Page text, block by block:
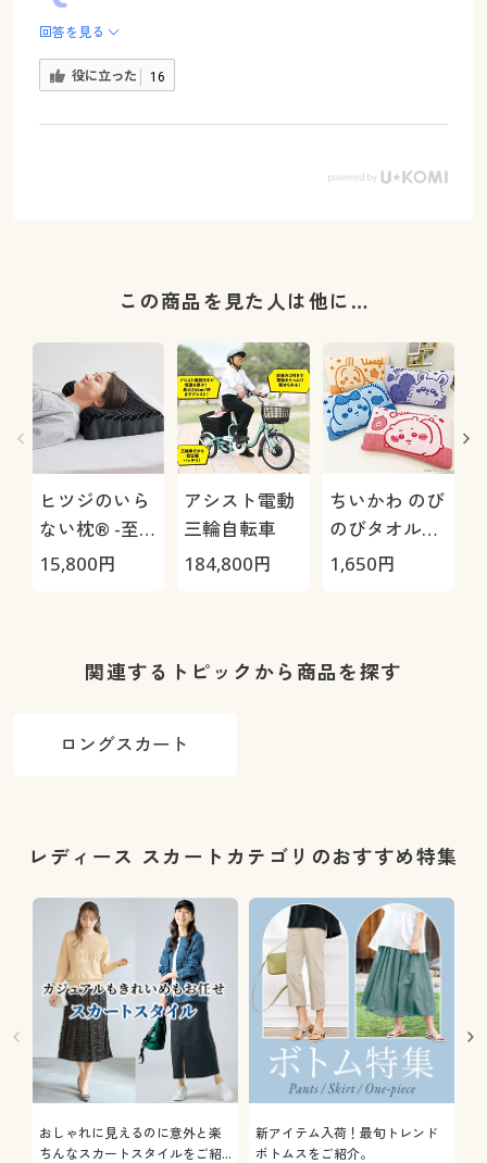
回答を見る
役に立った 16
この商品を見た人は他に…
ヒツジのいら
ない枕® -至
極-
15,800円
アシスト電動
三輪自転車
184,800円
ちいかわ のび
のびタオル地
枕カバー
1,650円
関連するトピックから商品を探す
ロングスカート
レディース スカートカテゴリのおすすめ特集
おしゃれに見えるのに意外と楽
ちんなスカートスタイルをご紹
新アイテム入荷！最旬トレンド
ボトムスをご紹介。